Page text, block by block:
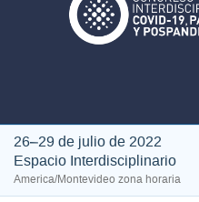
26–29 de julio de 2022
Espacio Interdisciplinario
America/Montevideo zona horaria